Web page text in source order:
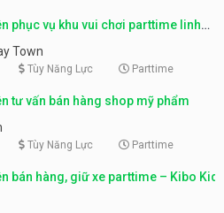
phục vụ khu vui chơi parttime linh
Town
Tùy Năng Lực Parttime
tư vấn bán hàng shop mỹ phẩm
Tùy Năng Lực Parttime
bán hàng, giữ xe parttime – Kibo Kid